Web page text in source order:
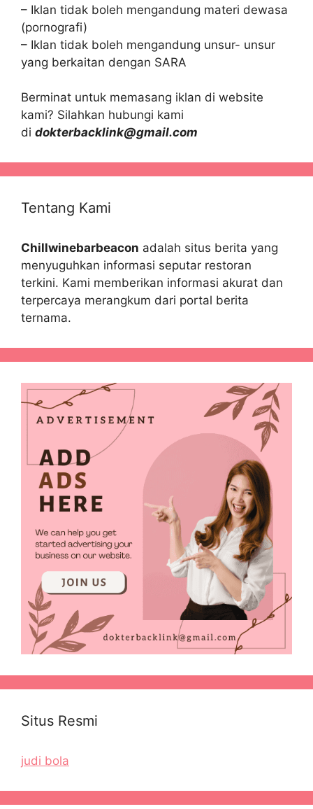
– Iklan tidak boleh mengandung materi dewasa
(pornografi)
– Iklan tidak boleh mengandung unsur- unsur
yang berkaitan dengan SARA
Berminat untuk memasang iklan di website
kami? Silahkan hubungi kami
di dokterbacklink@gmail.com
Tentang Kami
Chillwinebarbeacon adalah situs berita yang
menyuguhkan informasi seputar restoran
terkini. Kami memberikan informasi akurat dan
terpercaya merangkum dari portal berita
ternama.
Situs Resmi
judi bola